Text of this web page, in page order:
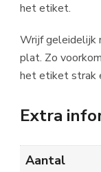
het etiket.
Wrijf geleidelijk
plat. Zo
het etiket strak
Extra
Aantal